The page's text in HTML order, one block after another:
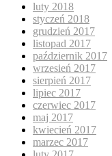
luty 2018
styczeń 2018
grudzień 2017
listopad 2017
październik 2017
wrzesień 2017
sierpień 2017
lipiec 2017
czerwiec 2017
maj 2017
kwiecień 2017
marzec 2017